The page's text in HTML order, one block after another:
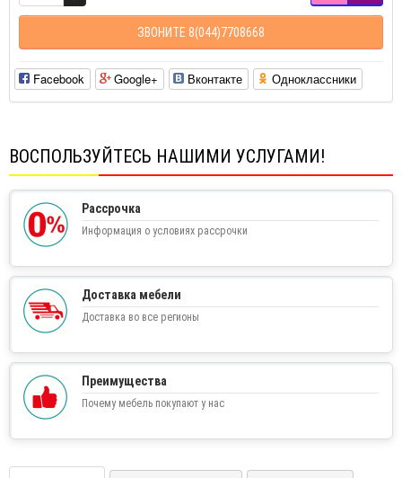
ЗВОНИТЕ 8(044)7708668
Facebook Google+ Вконтакте Одноклассники
ВОСПОЛЬЗУЙТЕСЬ НАШИМИ УСЛУГАМИ!
Рассрочка
Информация о условиях рассрочки
Доставка мебели
Доставка во все регионы
Преимущества
Почему мебель покупают у нас